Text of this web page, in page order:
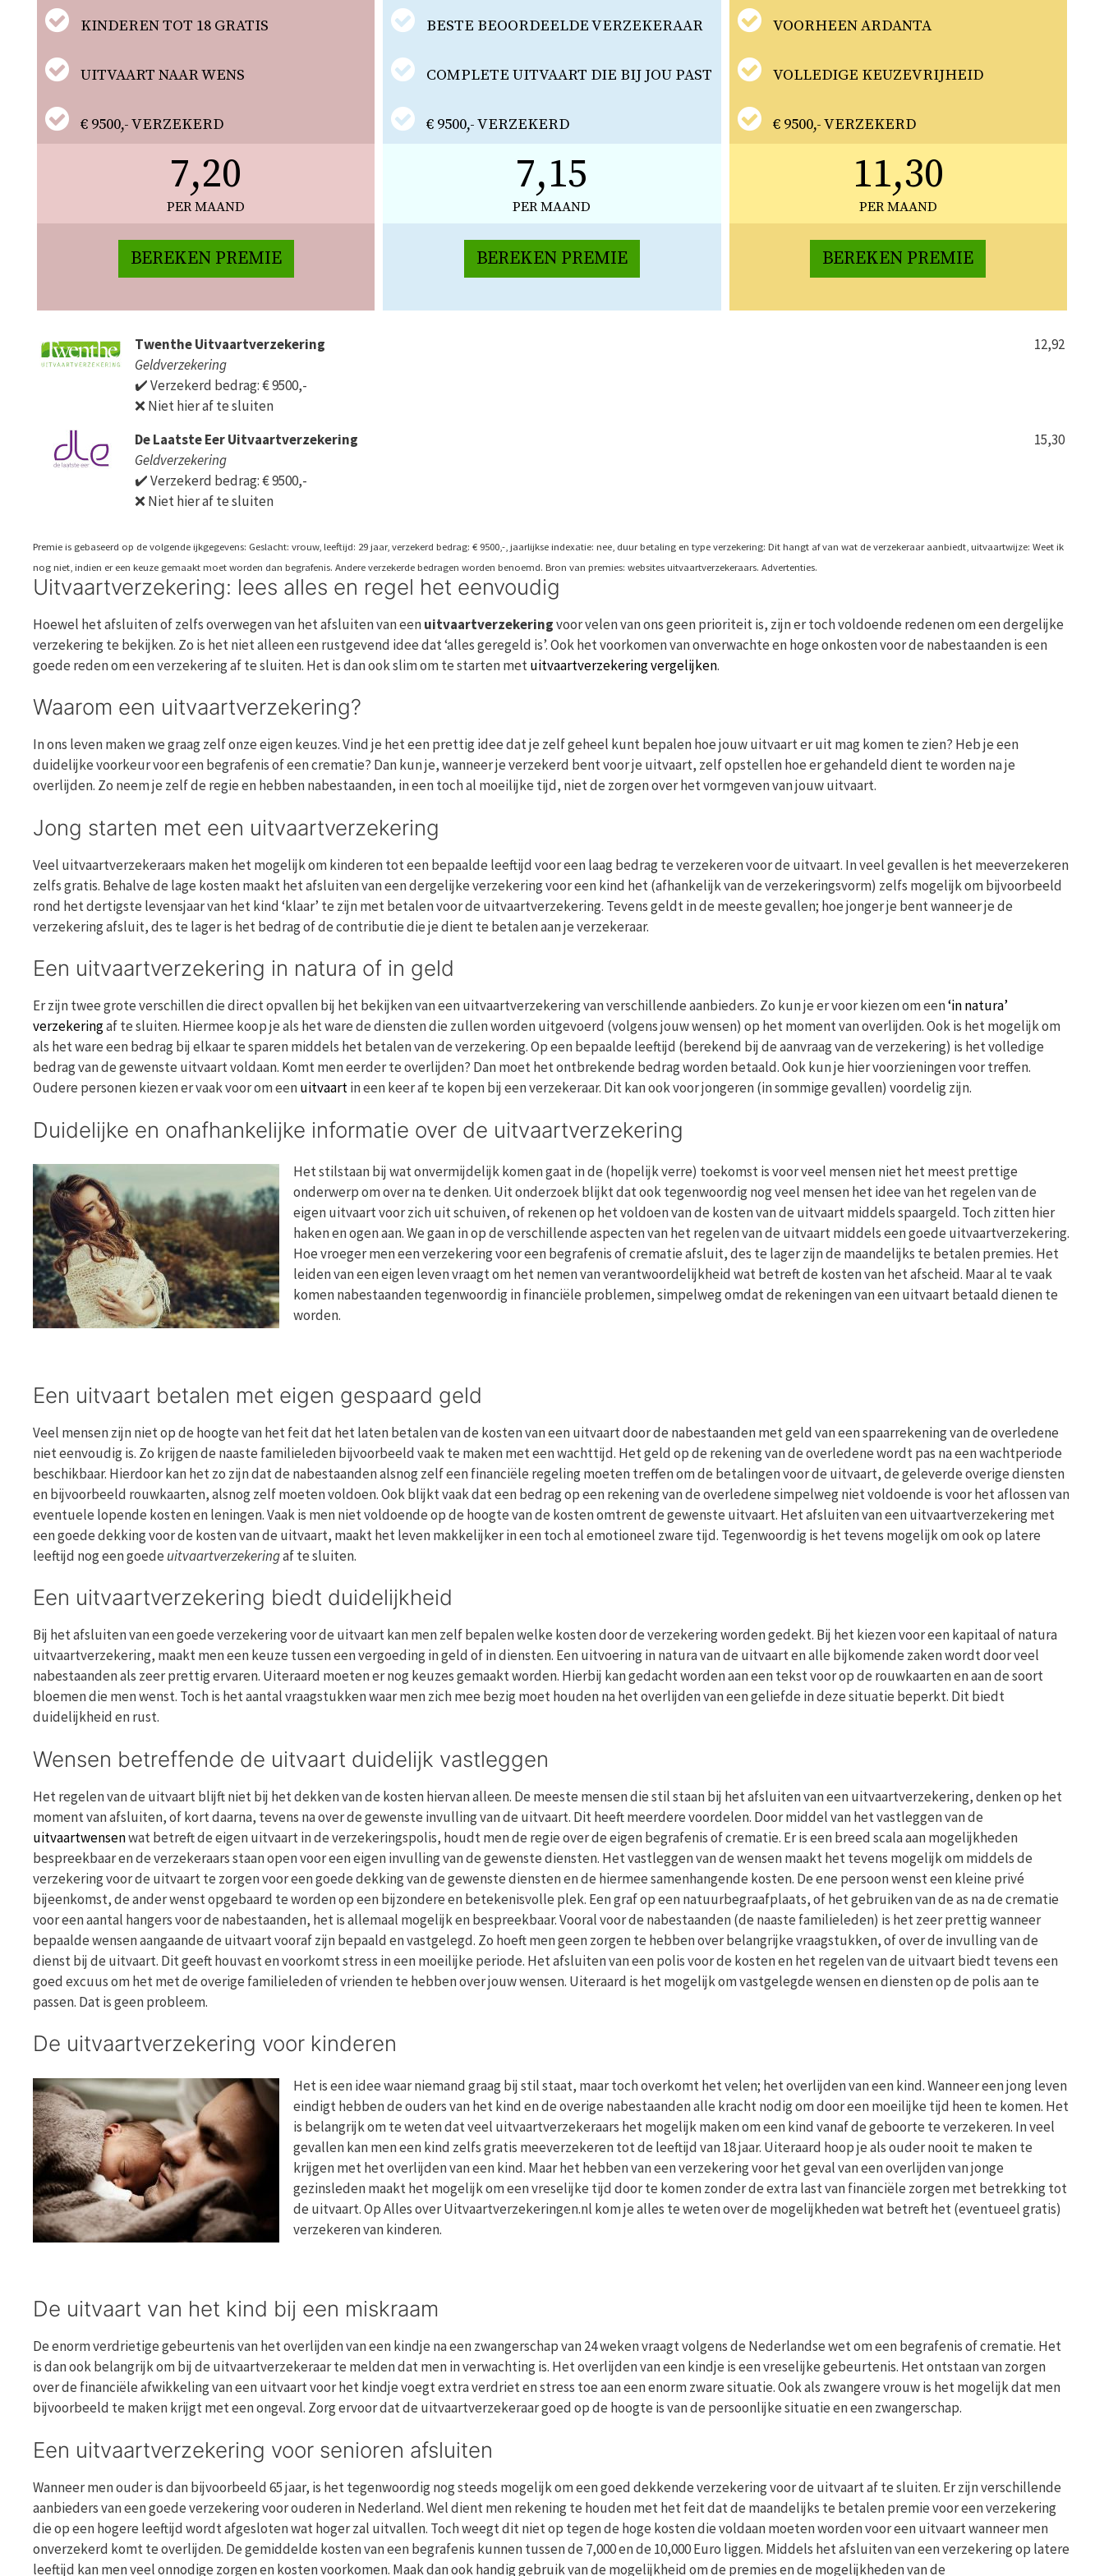
KINDEREN TOT 18 GRATIS
UITVAART NAAR WENS
€ 9500,- VERZEKERD
7,20
PER MAAND
BEREKEN PREMIE
BESTE BEOORDEELDE VERZEKERAAR
COMPLETE UITVAART DIE BIJ JOU PAST
€ 9500,- VERZEKERD
7,15
PER MAAND
BEREKEN PREMIE
VOORHEEN ARDANTA
VOLLEDIGE KEUZEVRIJHEID
€ 9500,- VERZEKERD
11,30
PER MAAND
BEREKEN PREMIE
Twenthe Uitvaartverzekering
Geldverzekering
✔️ Verzekerd bedrag: € 9500,-
❌ Niet hier af te sluiten
12,92
De Laatste Eer Uitvaartverzekering
Geldverzekering
✔️ Verzekerd bedrag: € 9500,-
❌ Niet hier af te sluiten
15,30
Premie is gebaseerd op de volgende ijkgegevens: Geslacht: vrouw, leeftijd: 29 jaar, verzekerd bedrag: € 9500,-, jaarlijkse indexatie: nee, duur betaling en type verzekering: Dit hangt af van wat de verzekeraar aanbiedt, uitvaartwijze: Weet ik
nog niet, indien er een keuze gemaakt moet worden dan begrafenis. Andere verzekerde bedragen worden benoemd. Bron van premies: websites uitvaartverzekeraars. Advertenties.
Uitvaartverzekering: lees alles en regel het eenvoudig
Hoewel het afsluiten of zelfs overwegen van het afsluiten van eenuitvaartverzekeringvoor velen van ons geen prioriteit is, zijn er toch voldoende redenen om een dergelijke
verzekering te bekijken. Zo is het niet alleen een rustgevend idee dat ‘alles geregeld is’. Ook het voorkomen van onverwachte en hoge onkosten voor de nabestaanden is een
goede reden om een verzekering af te sluiten. Het is dan ook slim om te starten metuitvaartverzekering vergelijken.
Waarom een uitvaartverzekering?
In ons leven maken we graag zelf onze eigen keuzes. Vind je het een prettig idee dat je zelf geheel kunt bepalen hoe jouw uitvaart er uit mag komen te zien? Heb je een
duidelijke voorkeur voor een begrafenis of een crematie? Dan kun je, wanneer je verzekerd bent voor je uitvaart, zelf opstellen hoe er gehandeld dient te worden na je
overlijden. Zo neem je zelf de regie en hebben nabestaanden, in een toch al moeilijke tijd, niet de zorgen over het vormgeven van jouw uitvaart.
Jong starten met een uitvaartverzekering
Veel uitvaartverzekeraars maken het mogelijk om kinderen tot een bepaalde leeftijd voor een laag bedrag te verzekeren voor de uitvaart. In veel gevallen is het meeverzekeren
zelfs gratis. Behalve de lage kosten maakt het afsluiten van een dergelijke verzekering voor een kind het (afhankelijk van de verzekeringsvorm) zelfs mogelijk om bijvoorbeeld
rond het dertigste levensjaar van het kind ‘klaar’ te zijn met betalen voor de uitvaartverzekering. Tevens geldt in de meeste gevallen; hoe jonger je bent wanneer je de
verzekering afsluit, des te lager is het bedrag of de contributie die je dient te betalen aan je verzekeraar.
Een uitvaartverzekering in natura of in geld
Er zijn twee grote verschillen die direct opvallen bij het bekijken van een uitvaartverzekering van verschillende aanbieders. Zo kun je er voor kiezen om een‘in natura’
verzekeringaf te sluiten. Hiermee koop je als het ware de diensten die zullen worden uitgevoerd (volgens jouw wensen) op het moment van overlijden. Ook is het mogelijk om
als het ware een bedrag bij elkaar te sparen middels het betalen van de verzekering. Op een bepaalde leeftijd (berekend bij de aanvraag van de verzekering) is het volledige
bedrag van de gewenste uitvaart voldaan. Komt men eerder te overlijden? Dan moet het ontbrekende bedrag worden betaald. Ook kun je hier voorzieningen voor treffen.
Oudere personen kiezen er vaak voor om eenuitvaartin een keer af te kopen bij een verzekeraar. Dit kan ook voor jongeren (in sommige gevallen) voordelig zijn.
Duidelijke en onafhankelijke informatie over de uitvaartverzekering
Het stilstaan bij wat onvermijdelijk komen gaat in de (hopelijk verre) toekomst is voor veel mensen niet het meest prettige
onderwerp om over na te denken. Uit onderzoek blijkt dat ook tegenwoordig nog veel mensen het idee van het regelen van de
eigen uitvaart voor zich uit schuiven, of rekenen op het voldoen van de kosten van de uitvaart middels spaargeld. Toch zitten hier
haken en ogen aan. We gaan in op de verschillende aspecten van het regelen van de uitvaart middels een goede uitvaartverzekering.
Hoe vroeger men een verzekering voor een begrafenis of crematie afsluit, des te lager zijn de maandelijks te betalen premies. Het
leiden van een eigen leven vraagt om het nemen van verantwoordelijkheid wat betreft de kosten van het afscheid. Maar al te vaak
komen nabestaanden tegenwoordig in financiële problemen, simpelweg omdat de rekeningen van een uitvaart betaald dienen te
worden.
Een uitvaart betalen met eigen gespaard geld
Veel mensen zijn niet op de hoogte van het feit dat het laten betalen van de kosten van een uitvaart door de nabestaanden met geld van een spaarrekening van de overledene
niet eenvoudig is. Zo krijgen de naaste familieleden bijvoorbeeld vaak te maken met een wachttijd. Het geld op de rekening van de overledene wordt pas na een wachtperiode
beschikbaar. Hierdoor kan het zo zijn dat de nabestaanden alsnog zelf een financiële regeling moeten treffen om de betalingen voor de uitvaart, de geleverde overige diensten
en bijvoorbeeld rouwkaarten, alsnog zelf moeten voldoen. Ook blijkt vaak dat een bedrag op een rekening van de overledene simpelweg niet voldoende is voor het aflossen van
eventuele lopende kosten en leningen. Vaak is men niet voldoende op de hoogte van de kosten omtrent de gewenste uitvaart. Het afsluiten van een uitvaartverzekering met
een goede dekking voor de kosten van de uitvaart, maakt het leven makkelijker in een toch al emotioneel zware tijd. Tegenwoordig is het tevens mogelijk om ook op latere
leeftijd nog een goede uitvaartverzekeringaf te sluiten.
Een uitvaartverzekering biedt duidelijkheid
Bij het afsluiten van een goede verzekering voor de uitvaart kan men zelf bepalen welke kosten door de verzekering worden gedekt. Bij het kiezen voor een kapitaal of natura
uitvaartverzekering, maakt men een keuze tussen een vergoeding in geld of in diensten. Een uitvoering in natura van de uitvaart en alle bijkomende zaken wordt door veel
nabestaanden als zeer prettig ervaren. Uiteraard moeten er nog keuzes gemaakt worden. Hierbij kan gedacht worden aan een tekst voor op de rouwkaarten en aan de soort
bloemen die men wenst. Toch is het aantal vraagstukken waar men zich mee bezig moet houden na het overlijden van een geliefde in deze situatie beperkt. Dit biedt
duidelijkheid en rust.
Wensen betreffende de uitvaart duidelijk vastleggen
Het regelen van de uitvaart blijft niet bij het dekken van de kosten hiervan alleen. De meeste mensen die stil staan bij het afsluiten van een uitvaartverzekering, denken op het
moment van afsluiten, of kort daarna, tevens na over de gewenste invulling van de uitvaart. Dit heeft meerdere voordelen. Door middel van het vastleggen van de
uitvaartwensenwat betreft de eigen uitvaart in de verzekeringspolis, houdt men de regie over de eigen begrafenis of crematie. Er is een breed scala aan mogelijkheden
bespreekbaar en de verzekeraars staan open voor een eigen invulling van de gewenste diensten. Het vastleggen van de wensen maakt het tevens mogelijk om middels de
verzekering voor de uitvaart te zorgen voor een goede dekking van de gewenste diensten en de hiermee samenhangende kosten. De ene persoon wenst een kleine privé
bijeenkomst, de ander wenst opgebaard te worden op een bijzondere en betekenisvolle plek. Een graf op een natuurbegraafplaats, of het gebruiken van de as na de crematie
voor een aantal hangers voor de nabestaanden, het is allemaal mogelijk en bespreekbaar. Vooral voor de nabestaanden (de naaste familieleden) is het zeer prettig wanneer
bepaalde wensen aangaande de uitvaart vooraf zijn bepaald en vastgelegd. Zo hoeft men geen zorgen te hebben over belangrijke vraagstukken, of over de invulling van de
dienst bij de uitvaart. Dit geeft houvast en voorkomt stress in een moeilijke periode. Het afsluiten van een polis voor de kosten en het regelen van de uitvaart biedt tevens een
goed excuus om het met de overige familieleden of vrienden te hebben over jouw wensen. Uiteraard is het mogelijk om vastgelegde wensen en diensten op de polis aan te
passen. Dat is geen probleem.
De uitvaartverzekering voor kinderen
Het is een idee waar niemand graag bij stil staat, maar toch overkomt het velen; het overlijden van een kind. Wanneer een jong leven
eindigt hebben de ouders van het kind en de overige nabestaanden alle kracht nodig om door een moeilijke tijd heen te komen. Het
is belangrijk om te weten dat veel uitvaartverzekeraars het mogelijk maken om een kind vanaf de geboorte te verzekeren. In veel
gevallen kan men een kind zelfs gratis meeverzekeren tot de leeftijd van 18 jaar. Uiteraard hoop je als ouder nooit te maken te
krijgen met het overlijden van een kind. Maar het hebben van een verzekering voor het geval van een overlijden van jonge
gezinsleden maakt het mogelijk om een vreselijke tijd door te komen zonder de extra last van financiële zorgen met betrekking tot
de uitvaart. Op Alles over Uitvaartverzekeringen.nl kom je alles te weten over de mogelijkheden wat betreft het (eventueel gratis)
verzekeren van kinderen.
De uitvaart van het kind bij een miskraam
De enorm verdrietige gebeurtenis van het overlijden van een kindje na een zwangerschap van 24 weken vraagt volgens de Nederlandse wet om een begrafenis of crematie. Het
is dan ook belangrijk om bij de uitvaartverzekeraar te melden dat men in verwachting is. Het overlijden van een kindje is een vreselijke gebeurtenis. Het ontstaan van zorgen
over de financiële afwikkeling van een uitvaart voor het kindje voegt extra verdriet en stress toe aan een enorm zware situatie. Ook als zwangere vrouw is het mogelijk dat men
bijvoorbeeld te maken krijgt met een ongeval. Zorg ervoor dat de uitvaartverzekeraar goed op de hoogte is van de persoonlijke situatie en een zwangerschap.
Een uitvaartverzekering voor senioren afsluiten
Wanneer men ouder is dan bijvoorbeeld 65 jaar, is het tegenwoordig nog steeds mogelijk om een goed dekkende verzekering voor de uitvaart af te sluiten. Er zijn verschillende
aanbieders van een goede verzekering voor ouderen in Nederland. Wel dient men rekening te houden met het feit dat de maandelijks te betalen premie voor een verzekering
die op een hogere leeftijd wordt afgesloten wat hoger zal uitvallen. Toch weegt dit niet op tegen de hoge kosten die voldaan moeten worden voor een uitvaart wanneer men
onverzekerd komt te overlijden. De gemiddelde kosten van een begrafenis kunnen tussen de 7,000 en de 10,000 Euro liggen. Middels het afsluiten van een verzekering op latere
leeftijd kan men veel onnodige zorgen en kosten voorkomen. Maak dan ook handig gebruik van de mogelijkheid om de premies en de mogelijkheden van de